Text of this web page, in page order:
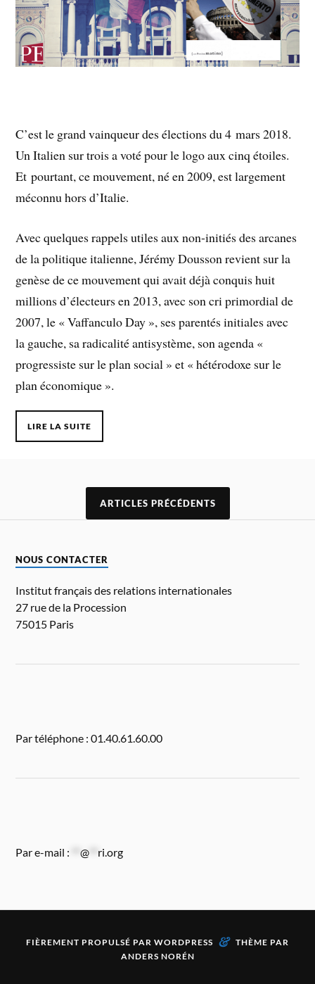
C’est le grand vainqueur des élections du 4 mars 2018.
Un Italien sur trois a voté pour le logo aux cinq étoiles.
Et pourtant, ce mouvement, né en 2009, est largement
méconnu hors d’Italie.
Avec quelques rappels utiles aux non-initiés des arcanes
de la politique italienne, Jérémy Dousson revient sur la
genèse de ce mouvement qui avait déjà conquis huit
millions d’électeurs en 2013, avec son cri primordial de
2007, le « Vaffanculo Day », ses parentés initiales avec
la gauche, sa radicalité antisystème, son agenda «
progressiste sur le plan social » et « hétérodoxe sur le
plan économique ».
LIRE LA SUITE
ARTICLES PRÉCÉDENTS
NOUS CONTACTER
Institut français des relations internationales
27 rue de la Procession
75015 Paris
Par téléphone : 01.40.61.60.00
Par e-mail : **@ ri.org
FIÈREMENT PROPULSÉ PAR WORDPRESS & THÈME PAR
ANDERS NORÉN